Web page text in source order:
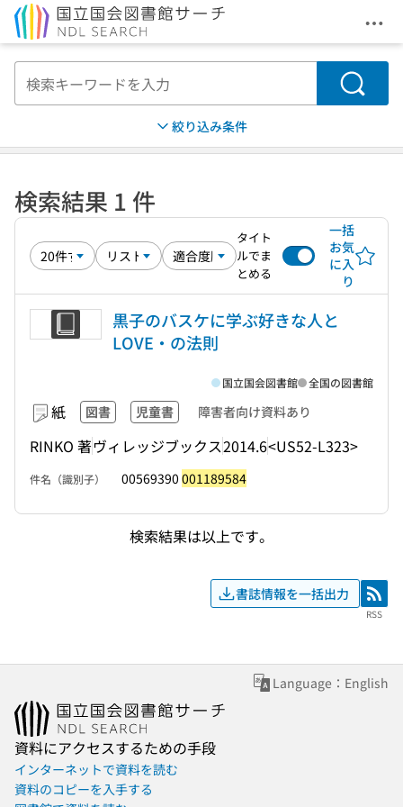
メ
検索
絞り込み条件
検索結果 1 件
タイト
ルでま
とめる
一括
お気
に入
り
黒子のバスケに学ぶ好きな人と
LOVE・の法則
紙 図書 児童書 障害者向け資料あり
RINKO 著ヴィレッジブックス2014.6<US52-L323>
国立国会図書館 全国の図書館
件名（識別子） 00569390 001189584
検索結果は以上です。
書誌情報を一括出力 RSS
RSS
Language：English
資料にアクセスするための手段
インターネットで資料を読む
資料のコピーを入手する